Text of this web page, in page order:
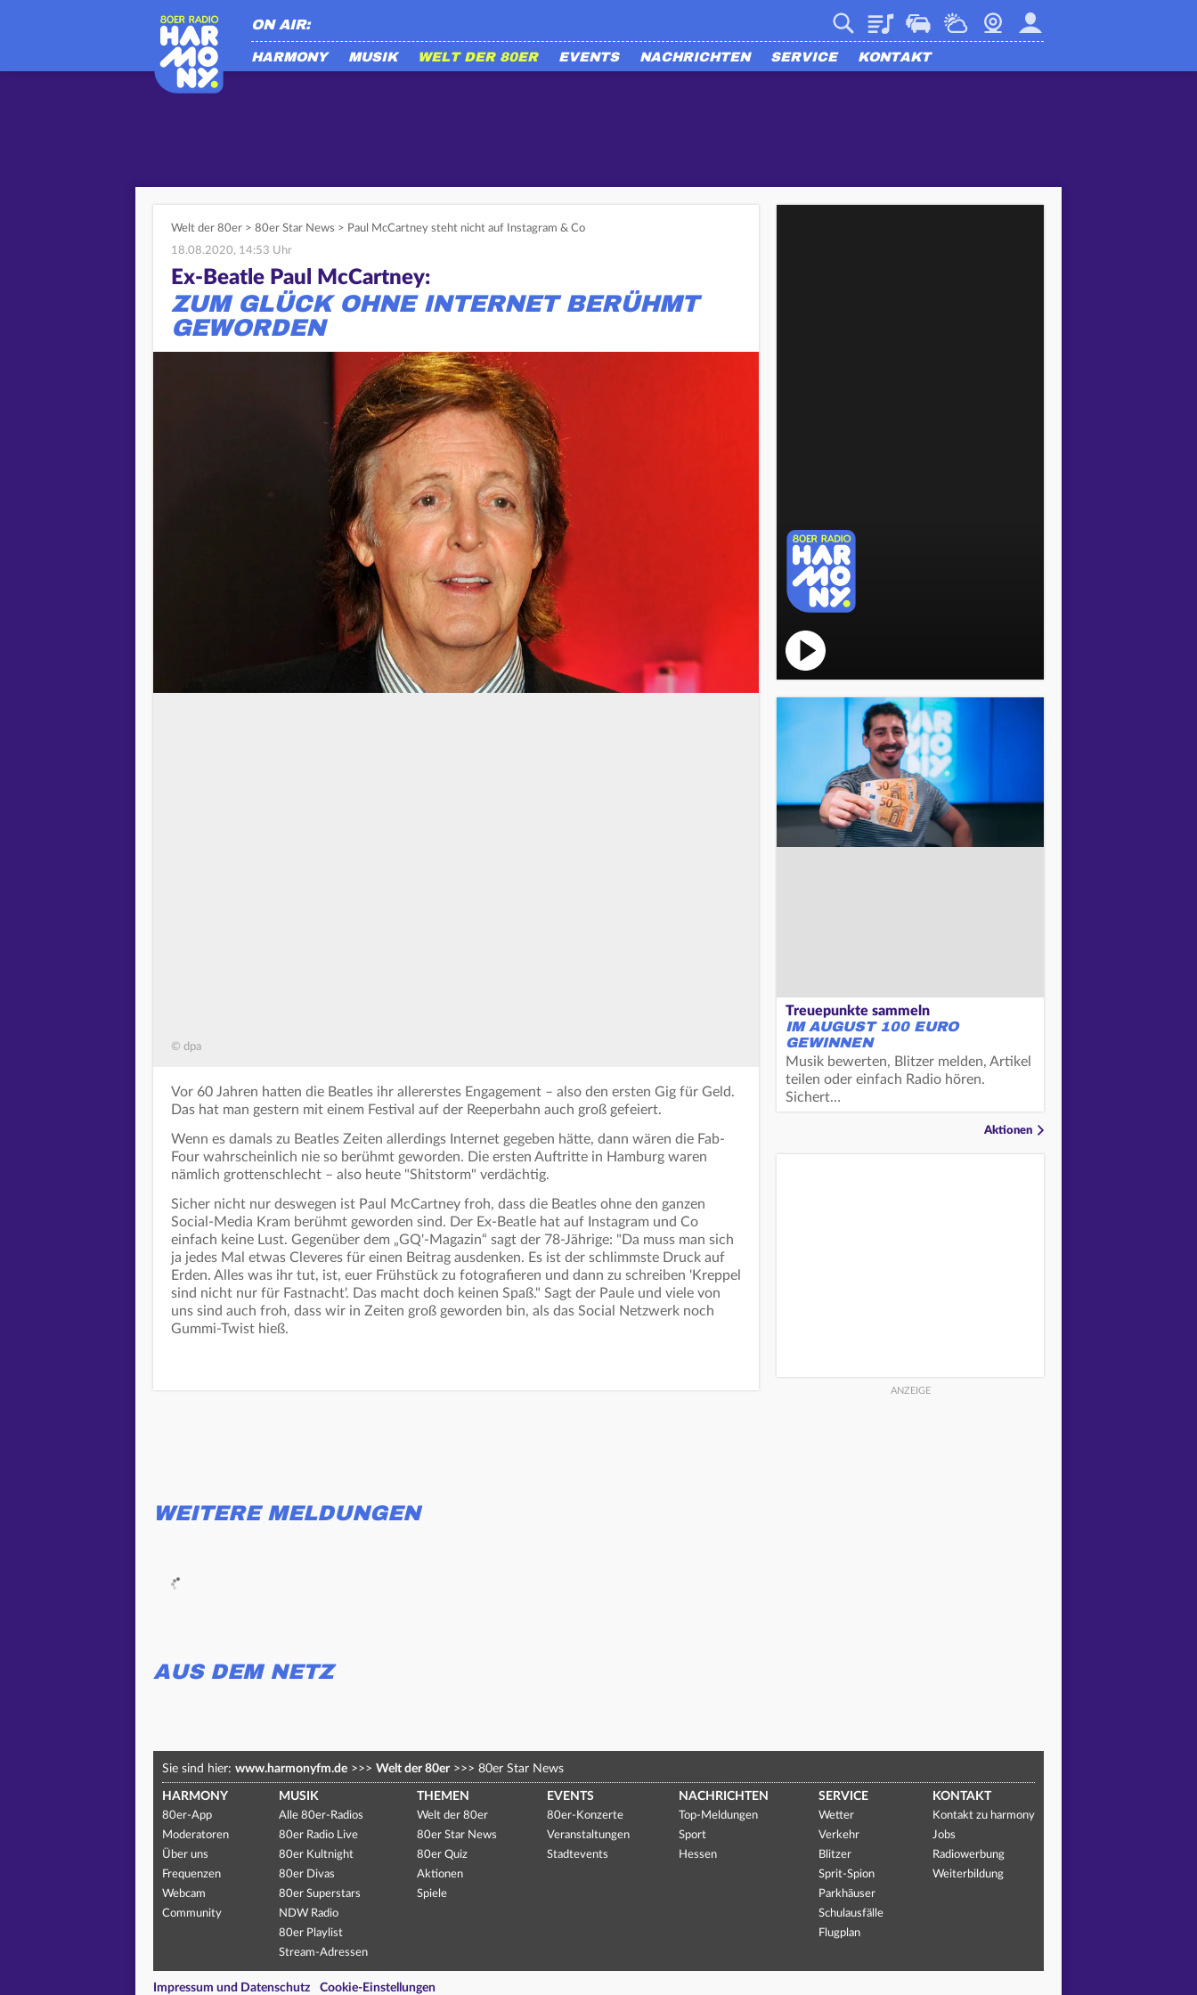
ON AIR: PlaylistVerkehrWetterWebcamMein harmony
HARMONY MUSIK WELT DER 80ER EVENTS NACHRICHTEN SERVICE KONTAKT
Welt der 80er > 80er Star News > Paul McCartney steht nicht auf Instagram & Co
18.08.2020, 14:53 Uhr
Ex-Beatle Paul McCartney:
ZUM GLÜCK OHNE INTERNET BERÜHMT
GEWORDEN
© dpa
Vor 60 Jahren hatten die Beatles ihr allererstes Engagement – also den ersten Gig für Geld.
Das hat man gestern mit einem Festival auf der Reeperbahn auch groß gefeiert.
Wenn es damals zu Beatles Zeiten allerdings Internet gegeben hätte, dann wären die Fab-
Four wahrscheinlich nie so berühmt geworden. Die ersten Auftritte in Hamburg waren
nämlich grottenschlecht – also heute "Shitstorm" verdächtig.
Sicher nicht nur deswegen ist Paul McCartney froh, dass die Beatles ohne den ganzen
Social-Media Kram berühmt geworden sind. Der Ex-Beatle hat auf Instagram und Co
einfach keine Lust. Gegenüber dem „GQ'-Magazin“ sagt der 78-Jährige: "Da muss man sich
ja jedes Mal etwas Cleveres für einen Beitrag ausdenken. Es ist der schlimmste Druck auf
Erden. Alles was ihr tut, ist, euer Frühstück zu fotografieren und dann zu schreiben 'Kreppel
sind nicht nur für Fastnacht'. Das macht doch keinen Spaß." Sagt der Paule und viele von
uns sind auch froh, dass wir in Zeiten groß geworden bin, als das Social Netzwerk noch
Gummi-Twist hieß.
Treuepunkte sammeln
IM AUGUST 100 EURO
GEWINNEN
Musik bewerten, Blitzer melden, Artikel
teilen oder einfach Radio hören.
Sichert…
Aktionen
WEITERE MELDUNGEN
AUS DEM NETZ
Sie sind hier: www.harmonyfm.de >>> Welt der 80er >>> 80er Star News
HARMONY
80er-App
Moderatoren
Über uns
Frequenzen
Webcam
Community
MUSIK
Alle 80er-Radios
80er Radio Live
80er Kultnight
80er Divas
80er Superstars
NDW Radio
80er Playlist
Stream-Adressen
THEMEN
Welt der 80er
80er Star News
80er Quiz
Aktionen
Spiele
EVENTS
80er-Konzerte
Veranstaltungen
Stadtevents
NACHRICHTEN
Top-Meldungen
Sport
Hessen
SERVICE
Wetter
Verkehr
Blitzer
Sprit-Spion
Parkhäuser
Schulausfälle
Flugplan
KONTAKT
Kontakt zu harmony
Jobs
Radiowerbung
Weiterbildung
Impressum und Datenschutz Cookie-Einstellungen